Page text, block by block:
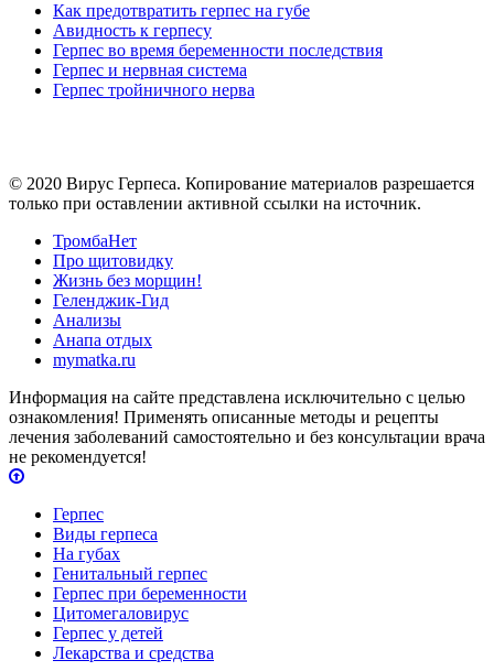
Как предотвратить герпес на губе
Авидность к герпесу
Герпес во время беременности последствия
Герпес и нервная система
Герпес тройничного нерва
© 2020 Вирус Герпеса. Копирование материалов разрешается
только при оставлении активной ссылки на источник.
ТромбаНет
Про щитовидку
Жизнь без морщин!
Геленджик-Гид
Анализы
Анапа отдых
mymatka.ru
Информация на сайте представлена исключительно с целью
ознакомления! Применять описанные методы и рецепты
лечения заболеваний самостоятельно и без консультации врача
не рекомендуется!
Герпес
Виды герпеса
На губах
Генитальный герпес
Герпес при беременности
Цитомегаловирус
Герпес у детей
Лекарства и средства